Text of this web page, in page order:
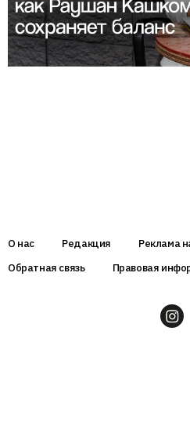
О нас Редакция
Реклама
Обратная связь
Правовая